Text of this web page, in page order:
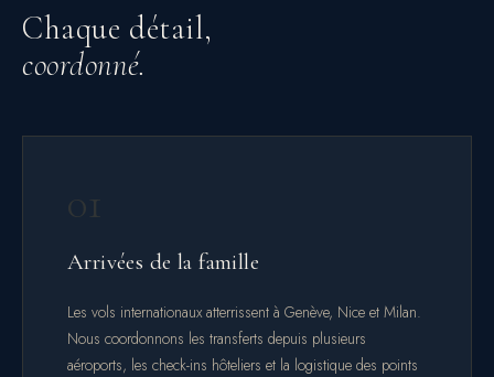
Chaque détail,
coordonné.
01
Arrivées de la famille
Les vols internationaux atterrissent à Genève, Nice et Milan.
Nous coordonnons les transferts depuis plusieurs
aéroports, les check-ins hôteliers et la logistique des points